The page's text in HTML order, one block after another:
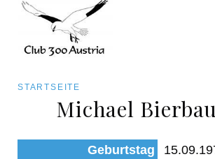
zum
Pfadnavigation
STARTSEITE
Michael
Geburtstag
Art/Species
Status
Kategorie für die Österreich-Liste
Beobachtungen